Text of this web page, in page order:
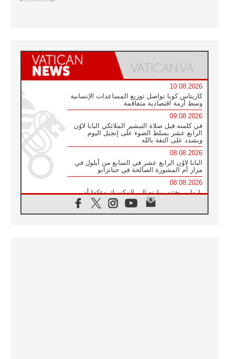
10.08.2026
كاريتاس كوبا تواصل توزيع المساعدات الإنسانية
وسط أزمة اقتصادية متفاقمة
09.08.2026
في كلمته قبل صلاة التبشير الملائكي البابا لاوُن
الرابع عشر يسلط الضوء على إنجيل اليوم
ويشدد على الثقة بالله
08.08.2026
البابا لاوُن الرابع عشر في السابع من أيلول في
مزار أم المشورة الصالحة في جناتزانو
08.08.2026
بارولين يختتم زيارته إلى المكسيك مؤكدا أن
صناعة السلام تبدأ بالتعاطف مع ألم الآخر
07.08.2026